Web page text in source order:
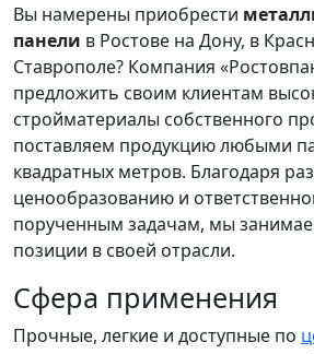
Вы намерены приобрести
панели в Ростове на Дону, в
Ставрополе? Компания
предложить своим клиентам
стройматериалы собственного
поставляем продукцию любыми
квадратных метров. Благодаря
ценообразованию и
порученным задачам, мы
позиции в своей отрасли.
Сфера применения
Прочные, легкие и доступные по